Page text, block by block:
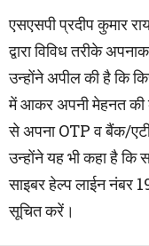
एसएसपी प्रदीप कुमार
द्वारा विविध तरीके
उन्होंने अपील की है कि
में आकर अपनी मेहनत की
से अपना OTP व बैंक/
उन्होंने यह भी कहा है कि
साइबर हेल्प लाईन नंबर
सूचित करें।